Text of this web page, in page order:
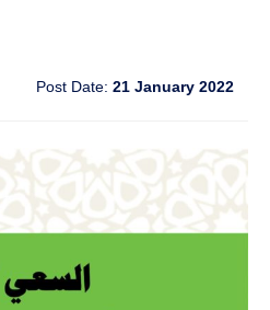
Post Date: 21 January 2022